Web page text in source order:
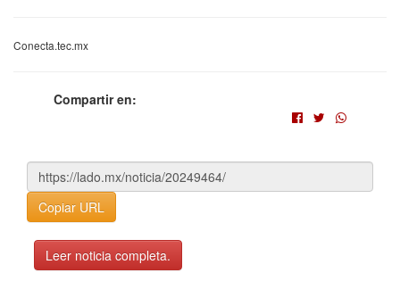
Conecta.tec.mx
Compartir en:
Copiar URL
Leer noticia completa.